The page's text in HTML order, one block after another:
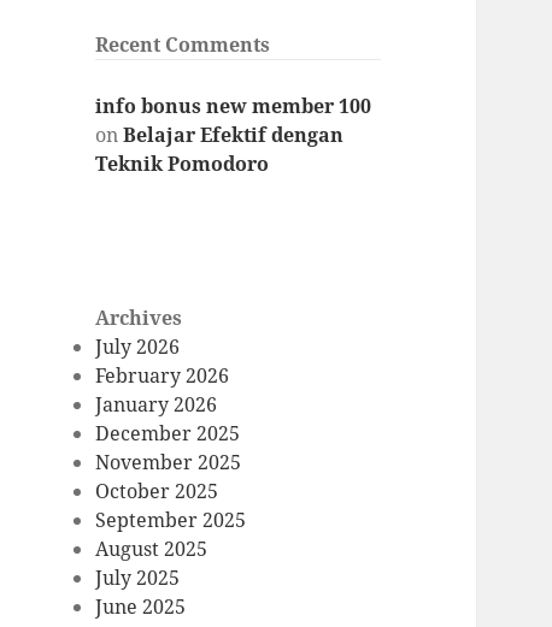
Recent Comments
info bonus new member 100
onBelajar Efektif dengan
Teknik Pomodoro
Archives
July 2026
February 2026
January 2026
December 2025
November 2025
October 2025
September 2025
August 2025
July 2025
June 2025